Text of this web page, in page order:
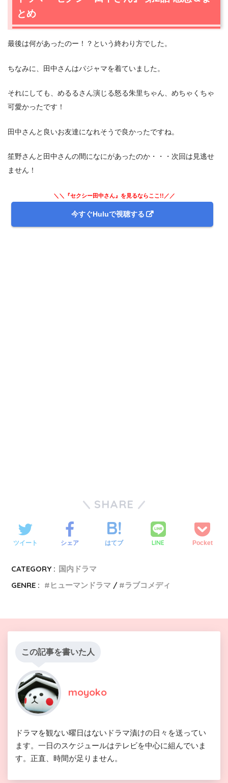
とめ
最後は何があったのー！？という終わり方でした。
ちなみに、田中さんはパジャマを着ていました。
それにしても、めるるさん演じる怒る朱里ちゃん、めちゃくちゃ
可愛かったです！
田中さんと良いお友達になれそうで良かったですね。
笙野さんと田中さんの間になにがあったのか・・・次回は見逃せ
ません！
＼＼『セクシー田中さん』を見るならここ!!／／
今すぐHuluで視聴する
SHARE
ツイート シェア はてブ LINE Pocket
CATEGORY : 国内ドラマ
GENRE :
ヒューマンドラマ ラブコメディ
この記事を書いた人
moyoko
ドラマを観ない曜日はないドラマ漬けの日々を送ってい
ます。一日のスケジュールはテレビを中心に組んでいま
す。正直、時間が足りません。